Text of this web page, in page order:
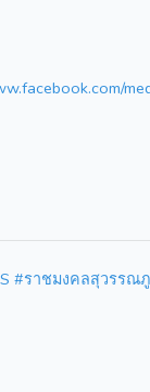
#ราชมงคลสุวรรณ